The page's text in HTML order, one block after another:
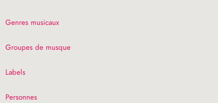
Genres musicaux
Groupes de musque
Labels
Personnes